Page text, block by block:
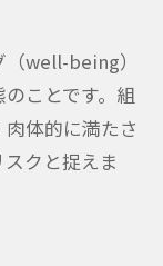
well-being）
ことです。組
体的に満たさ
クと捉えま